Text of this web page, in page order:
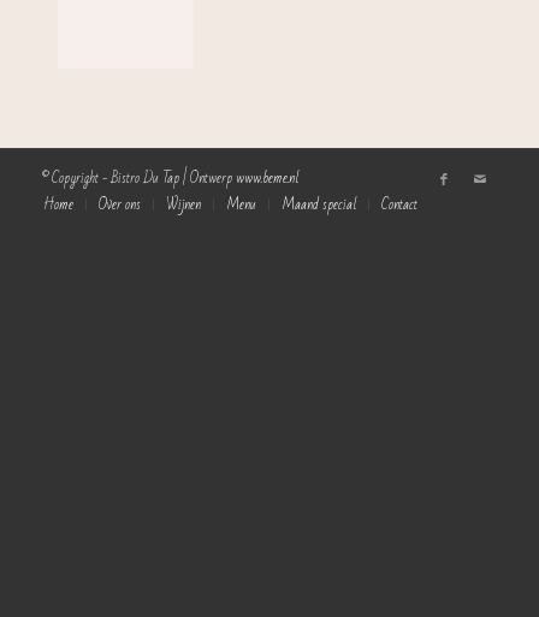
© Copyright - Bistro Du Tap | Ontwerpwww.beme.nl
Home
Over ons Wijnen Menu Maand special Contact